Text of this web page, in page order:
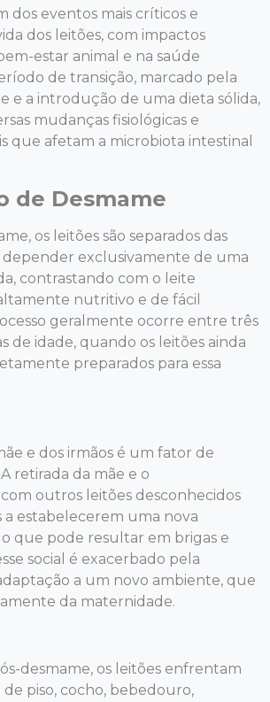
dos eventos mais críticos e
dos leitões, com impactos
estar animal e na saúde
de transição, marcado pela
e a introdução de uma dieta sólida,
mudanças fisiológicas e
que afetam a microbiota intestinal
de Desmame
os leitões são separados das
depender exclusivamente de uma
contrastando com o leite
nutritivo e de fácil
geralmente ocorre entre três
de idade, quando os leitões ainda
preparados para essa
e dos irmãos é um fator de
retirada da mãe e o
outros leitões desconhecidos
a estabelecerem uma nova
o que pode resultar em brigas e
social é exacerbado pela
a um novo ambiente, que
da maternidade.
desmame, os leitões enfrentam
piso, cocho, bebedouro,